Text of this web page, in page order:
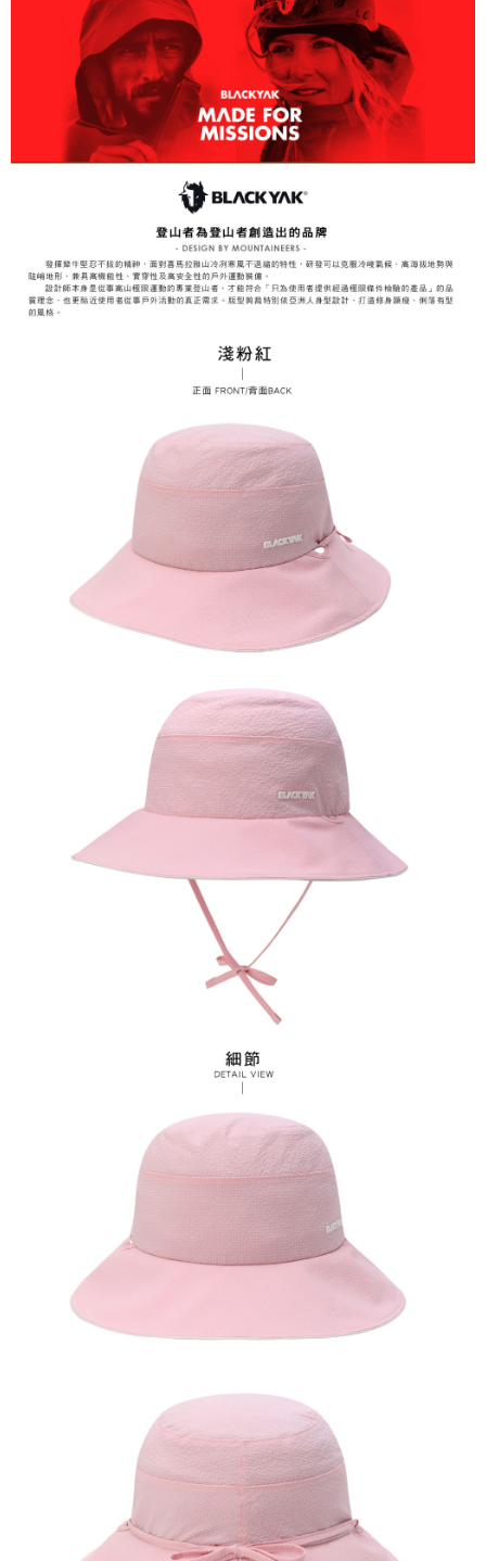
用戶於交易時，得透過本服務購買商品或服務，並由商店將買賣／分期付款
買賣價金債權讓與本公司後，依約使用本公司帳單繳交帳款。
2.基於同意付款使用「大哥付你分期」之契約關係目的，商店將以您的個人
資料（包含姓名、電話或地址）提供予台灣大哥大進項蒐集、處理及利用，
由本公司與您本人進行分期帳單所需資料之確認、核對及更正。
3.完整用戶服務條款，請詳閱以下連結： https://oppay.tw/userRule
※ 請注意：結帳手續完成當下不需立刻繳費，但若您需要取消訂單，請聯絡
購買商品的店家。未經商家同意取消之訂單仍視為有效，需透過AFTEE先享
後付繳納相關費用。
※ 交易是否成功請以「AFTEE先享後付 」之結帳頁面顯示為準，若有關於
是否繳費成功／繳費後需取消欲退款等相關疑問，請聯繫「AFTEE先享後付
客戶支援中心」
https://netprotections.freshdesk.com/support/home
１．透過由恩沛科技股份有限公司提供之「AFTEE先享後付」服務完成之交
易，需依本服務之必要範圍內提供個人資料，並將交易相關給付款項請求債
權轉讓予恩沛科技股份有限公司。
２．關於個人資料處理事宜，請瀏覽以下網址：
https://aftee.tw/terms/#terms3
３．未成年的使用者請事先徵得法定代理人或監護人之同意方可使用
「AFTEE先享後付」，若未經同意申辦者引起之損失，本公司不負相關責
任。
４．使用「AFTEE先享後付」時，將依據個別帳號之用戶狀況，依本公司即
恩沛科技股份有限公司將有權停止該用戶之使用額度並採取法律行動。
每筆NT$60，滿NT$799(含以上)免運費
付款後萊爾富取貨
每筆NT$60，滿NT$799(含以上)免運費
7-11取貨付款
每筆NT$60，滿NT$799(含以上)免運費
每筆NT$60，滿NT$799(含以上)免運費
宅配
每筆NT$70，滿NT$799(含以上)免運費